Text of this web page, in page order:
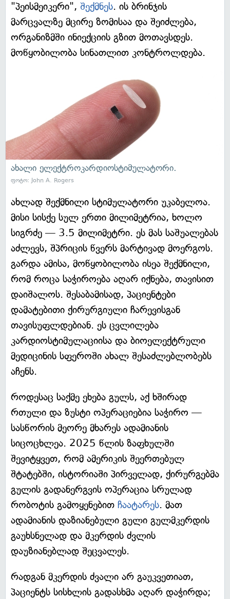
"პეისმეიკერი", შექმნეს. ის ბრინჯის
მარცვალზე მცირე ზომისაა და შეიძლება,
ორგანიზმში ინიექციის გზით მოთავსდეს.
მოწყობილობა სინათლით კონტროლდება.
ახალი ელექტროკარდიოსტიმულატორი.
ფოტო: John A. Rogers
ახლად შექმნილი სტიმულატორი უკაბელოა.
მისი სისქე სულ ერთი მილიმეტრია, ხოლო
სიგრძე — 3.5 მილიმეტრი. ეს მას საშუალებას
აძლევს, შპრიცის წვერს მარტივად მოერგოს.
გარდა ამისა, მოწყობილობა ისეა შექმნილი,
რომ როცა საჭიროება აღარ იქნება, თავისით
დაიშალოს. შესაბამისად, პაციენტები
დამატებითი ქირურგიული ჩარევისგან
თავისუფლდებიან. ეს ცვლილება
კარდიოსტიმულაციისა და ბიოელექტრული
მედიცინის სფეროში ახალ შესაძლებლობებს
აჩენს.
როდესაც საქმე ეხება გულს, აქ ხშირად
რთული და ზუსტი ოპერაციებია საჭირო —
სასწორის მეორე მხარეს ადამიანის
სიცოცხლეა. 2025 წლის ზაფხულში
შევიტყვეთ, რომ ამერიკის შეერთებულ
შტატებში, ისტორიაში პირველად, ქირურგებმა
გულის გადანერგვის ოპერაცია სრულად
რობოტის გამოყენებით ჩაატარეს. მათ
ადამიანის დაზიანებული გული გულმკერდის
გაუხსნელად და მკერდის ძვლის
დაუზიანებლად შეცვალეს.
რადგან მკერდის ძვალი არ გაუკვეთიათ,
პაციენტს სისხლის გადასხმა აღარ დაჭირდა;